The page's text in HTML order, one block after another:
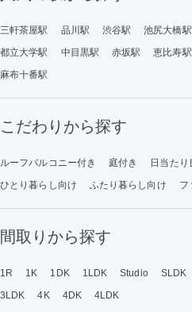
三軒茶屋駅 品川駅 渋谷駅 池尻大橋駅
都立大学駅
中目黒駅 赤坂駅 恵比寿駅
麻布十番駅
こだわりから探す
ルーフバルコニー付き 庭付き 日当たり
ひとり暮らし向け
ふたり暮らし向け フ
間取りから探す
1R 1K 1DK 1LDK Studio SLDK
3LDK
4K 4DK 4LDK